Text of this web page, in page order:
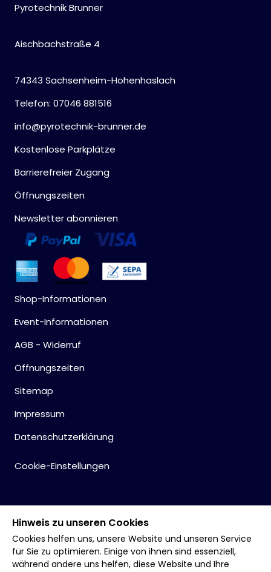
Pyrotechnik Brunner
Aischbachstraße 4
74343 Sachsenheim-Hohenhaslach
Telefon: 07046 881516
info@pyrotechnik-brunner.de
Kostenlose Parkplätze
Barrierefreier Zugang
Öffnungszeiten
Newsletter abonnieren
Shop-Informationen
Event-Informationen
AGB - Widerruf
Öffnungszeiten
Sitemap
Impressum
Datenschutzerklärung
Cookie-Einstellungen
Hinweis zu unseren Cookies
Cookies helfen uns, unsere Website und unseren Service
für Sie zu optimieren. Einige von ihnen sind essenziell,
während andere uns helfen, diese Website und Ihre